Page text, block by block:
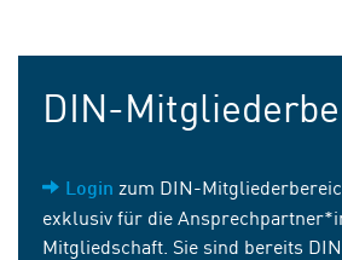
DIN-
Login zum DIN-
exklusiv für die
Mitgliedschaft. Sie sind bereits